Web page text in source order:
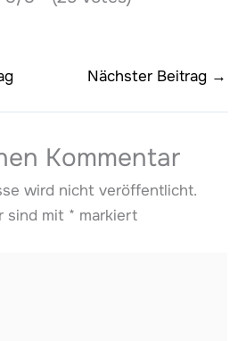
Nächster Beitrag →
Kommentar
wird nicht veröffentlicht.
sind mit * markiert